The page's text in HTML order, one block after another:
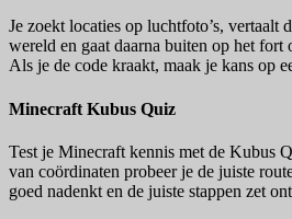
Je zoekt locaties op luchtfoto’s, vertaalt
wereld en gaat daarna buiten op het fort
Als je de code kraakt, maak je kans op
Minecraft Kubus Quiz
Test je Minecraft kennis met de Kubus
van coördinaten probeer je de juiste
goed nadenkt en de juiste stappen zet